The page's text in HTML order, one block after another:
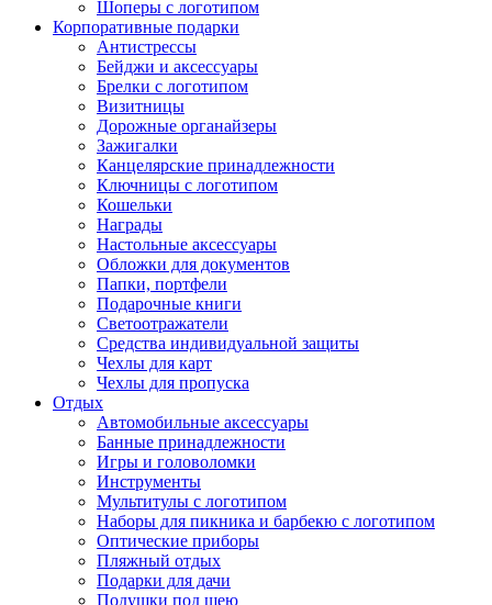
Шоперы с логотипом
Корпоративные подарки
Антистрессы
Бейджи и аксессуары
Брелки с логотипом
Визитницы
Дорожные органайзеры
Зажигалки
Канцелярские принадлежности
Ключницы с логотипом
Кошельки
Награды
Настольные аксессуары
Обложки для документов
Папки, портфели
Подарочные книги
Светоотражатели
Средства индивидуальной защиты
Чехлы для карт
Чехлы для пропуска
Отдых
Автомобильные аксессуары
Банные принадлежности
Игры и головоломки
Инструменты
Мультитулы с логотипом
Наборы для пикника и барбекю с логотипом
Оптические приборы
Пляжный отдых
Подарки для дачи
Подушки под шею